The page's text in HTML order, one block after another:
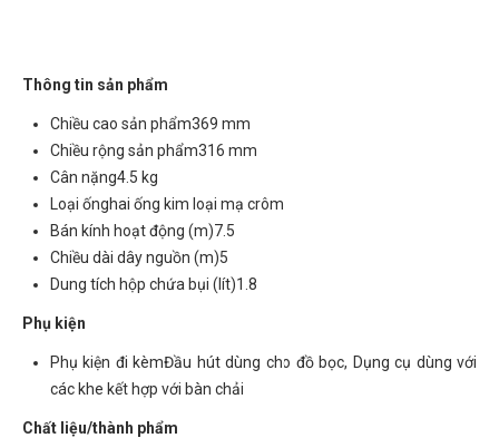
Thông tin sản phẩm
Chiều cao sản phẩm369 mm
Chiều rộng sản phẩm316 mm
Cân nặng4.5 kg
Loại ốnghai ống kim loại mạ crôm
Bán kính hoạt động (m)7.5
Chiều dài dây nguồn (m)5
Dung tích hộp chứa bụi (lít)1.8
Phụ kiện
Phụ kiện đi kèmĐầu hút dùng cho đồ bọc, Dụng cụ dùng với
các khe kết hợp với bàn chải
Chất liệu/thành phẩm